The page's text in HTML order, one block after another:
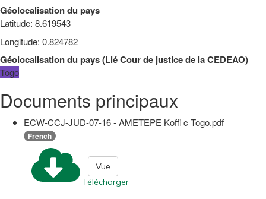
Géolocalisation du pays
Latitude: 8.619543
Longitude: 0.824782
Géolocalisation du pays(LiéCour de justice de la CEDEAO)
Togo
Documents principaux
ECW-CCJ-JUD-07-16 - AMETEPE Koffi c Togo.pdf
French
Télécharger
Vue